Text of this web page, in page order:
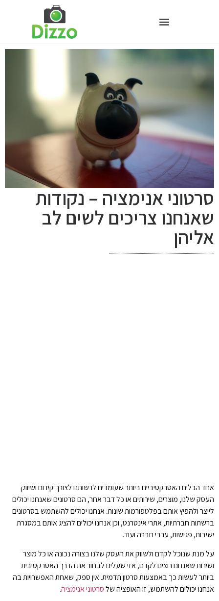
סרטוני אנימציה – נקודות
שאנחנו צריכים לשים לב
אליהן
אחד הכלים האטרקטיביים ביותר שעומדים לרשותנו לצורך קידום ושיווק
העסק שלנו, מוצרים, שירותים או כל דבר אחר, הם סרטונים שאנחנו יכולים
לייצר ולהפיץ אותם בפלטפורמות שונות. אנחנו יכולים להשתמש בסרטונים
ברשתות חברתיות, אתרי אינטרנט, וכן אנחנו יכולים להציג אותם במסגרת
ישיבות, פגישות, ערבי חברה ועוד.
על מנת שנוכל לקדם ולשווק את העסק שלנו בצורה נכונה או כל מוצר
ושירות שאנחנו רוצים לקדם, אזי שעלינו לבחור את הדרך האטרקטיבית
ביותר לעשות כך באמצעות סרטון תדמית. אין ספק, שאחת האפשרויות בה
אנחנו יכולים להשתמש, זו האופציה שלסרטוני אנימציה.